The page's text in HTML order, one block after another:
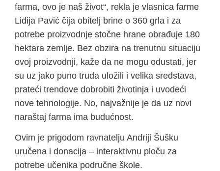
farma, ovo je naš život“, rekla je vlasnica farme
Lidija Pavić čija obitelj brine o 360 grla i za
potrebe proizvodnje stočne hrane obrađuje 180
hektara zemlje. Bez obzira na trenutnu situaciju
ovoj proizvodnji, kaže da ne mogu odustati, jer
su uz jako puno truda uložili i velika sredstava,
prateći trendove dobrobiti životinja i uvodeći
nove tehnologije. No, najvažnije je da uz novi
naraštaj farma ima budućnost.
Ovim je prigodom ravnatelju Andriji Šušku
uručena i donacija – interaktivnu ploču za
potrebe učenika područne škole.